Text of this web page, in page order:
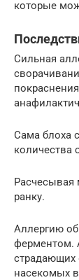
которые
Сильная
Сама блоха
количества
Расчесывая
ранку.
Аллергию
ферментом.
страдающих
насекомых